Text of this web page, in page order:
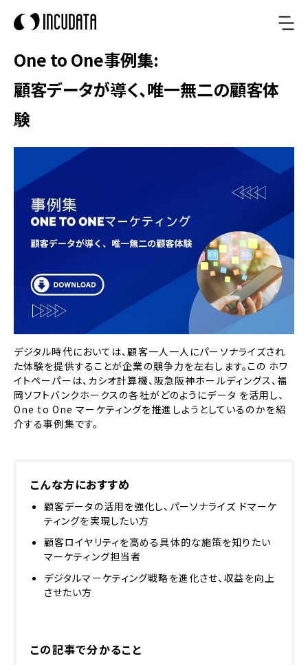
One to One事例集:
顧客データが導く、唯一無二の顧客体
験
デジタル時代においては、顧客一人一人にパーソナライズされ
た体験を提供することが企業の競争力を左右します。この ホワ
イトペーパーは、カシオ計算機、阪急阪神ホールディングス、福
岡ソフトバンクホークスの各社がどのようにデータ を活用し、
One to One マーケティングを推進しようとしているのかを紹
介する事例集です。
こんな方におすすめ
顧客データの活用を強化し、パーソナライズ ドマーケ
ティングを実現したい方
顧客ロイヤリティを高める具体的な施策を知りたい
マーケティング担当者
デジタルマーケティング戦略を進化させ、収益を向上
させたい方
この記事で分かること